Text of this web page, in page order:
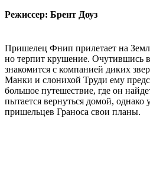
Режиссер: Брент Доуз
Пришелец Фнип прилетает на
но терпит крушение. Очутившись
знакомится с компанией диких
Манки и слонихой Труди ему
большое путешествие, где он
пытается вернуться домой, однако
пришельцев Граноса свои планы.